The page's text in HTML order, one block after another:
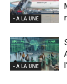
- A LA UNE
- A LA UNE